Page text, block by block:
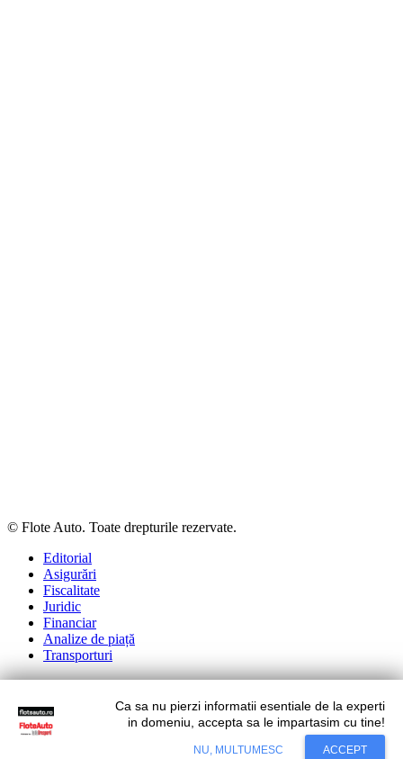
© Flote Auto. Toate drepturile rezervate.
Editorial
Asigurări
Fiscalitate
Juridic
Financiar
Analize de piață
Transporturi
Situl nostru utilizeaza cookies. Ce inseamna cookie?Aflati mai
mult...
Ca sa nu pierzi informatii esentiale de la experti
in domeniu, accepta sa le impartasim cu tine!
NU, MULTUMESC ACCEPT